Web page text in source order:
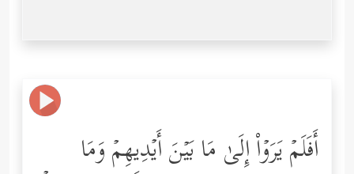
أَفَلَمۡ یَرَوۡاْ إِلَىٰ مَا بَیۡنَ أَیۡدِیهِمۡ وَمَا